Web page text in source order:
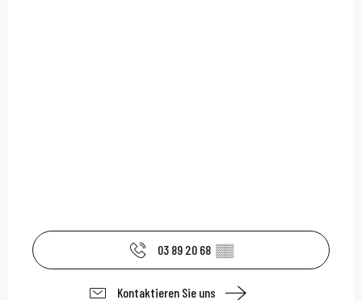
03 89 20 68 ▒▒
Kontaktieren Sie uns